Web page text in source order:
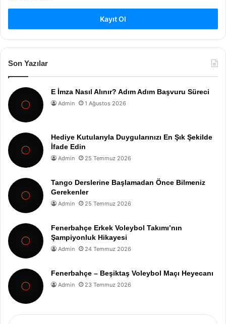
Kayıt Ol
Son Yazılar
E İmza Nasıl Alınır? Adım Adım Başvuru Süreci
Admin 1 Ağustos 2026
Hediye Kutularıyla Duygularınızı En Şık Şekilde
İfade Edin
Admin 25 Temmuz 2026
Tango Derslerine Başlamadan Önce Bilmeniz
Gerekenler
Admin 25 Temmuz 2026
Fenerbahçe Erkek Voleybol Takımı’nın
Şampiyonluk Hikayesi
Admin 24 Temmuz 2026
Fenerbahçe – Beşiktaş Voleybol Maçı Heyecanı
Admin 23 Temmuz 2026